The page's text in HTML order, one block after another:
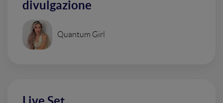
divulgazione
Quantum Girl